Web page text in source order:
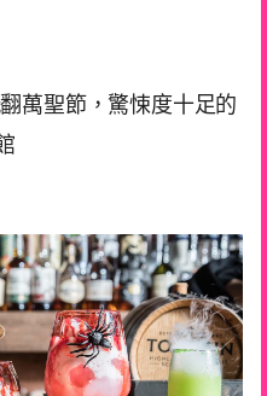
萬聖節，驚悚度十足的